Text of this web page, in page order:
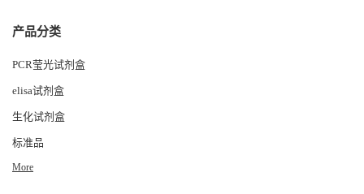
产品分类
PCR莹光试剂盒
elisa试剂盒
生化试剂盒
标准品
More